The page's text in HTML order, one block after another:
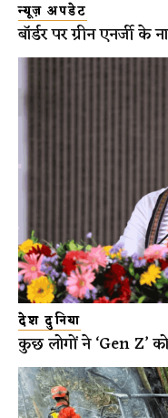
न्यूज़ अपडेट
बॉर्डर पर ग्रीन एनर्जी
देश दुनिया
कुछ लोगों ने ‘Gen Z’